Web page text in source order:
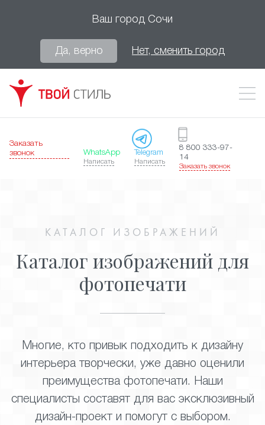
Ваш город Сочи
Да, верно Нет, сменить город
Заказать
звонок
WhatsApp
Написать
Telegram
Написать
8 800 333-97-
14
Заказать звонок
КАТАЛОГ ИЗОБРАЖЕНИЙ
Каталог изображений для
фотопечати
Многие, кто привык подходить к дизайну
интерьера творчески, уже давно оценили
преимущества фотопечати. Наши
специалисты составят для вас эксклюзивный
дизайн-проект и помогут с выбором.